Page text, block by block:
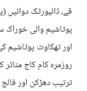
قے، ڈائیورٹک دوائیں
پوٹاشیم والی خوراک
اور تھکاوٹ پوٹاشیم
روزمرہ کام کاج
ترتیب دھڑکن اور